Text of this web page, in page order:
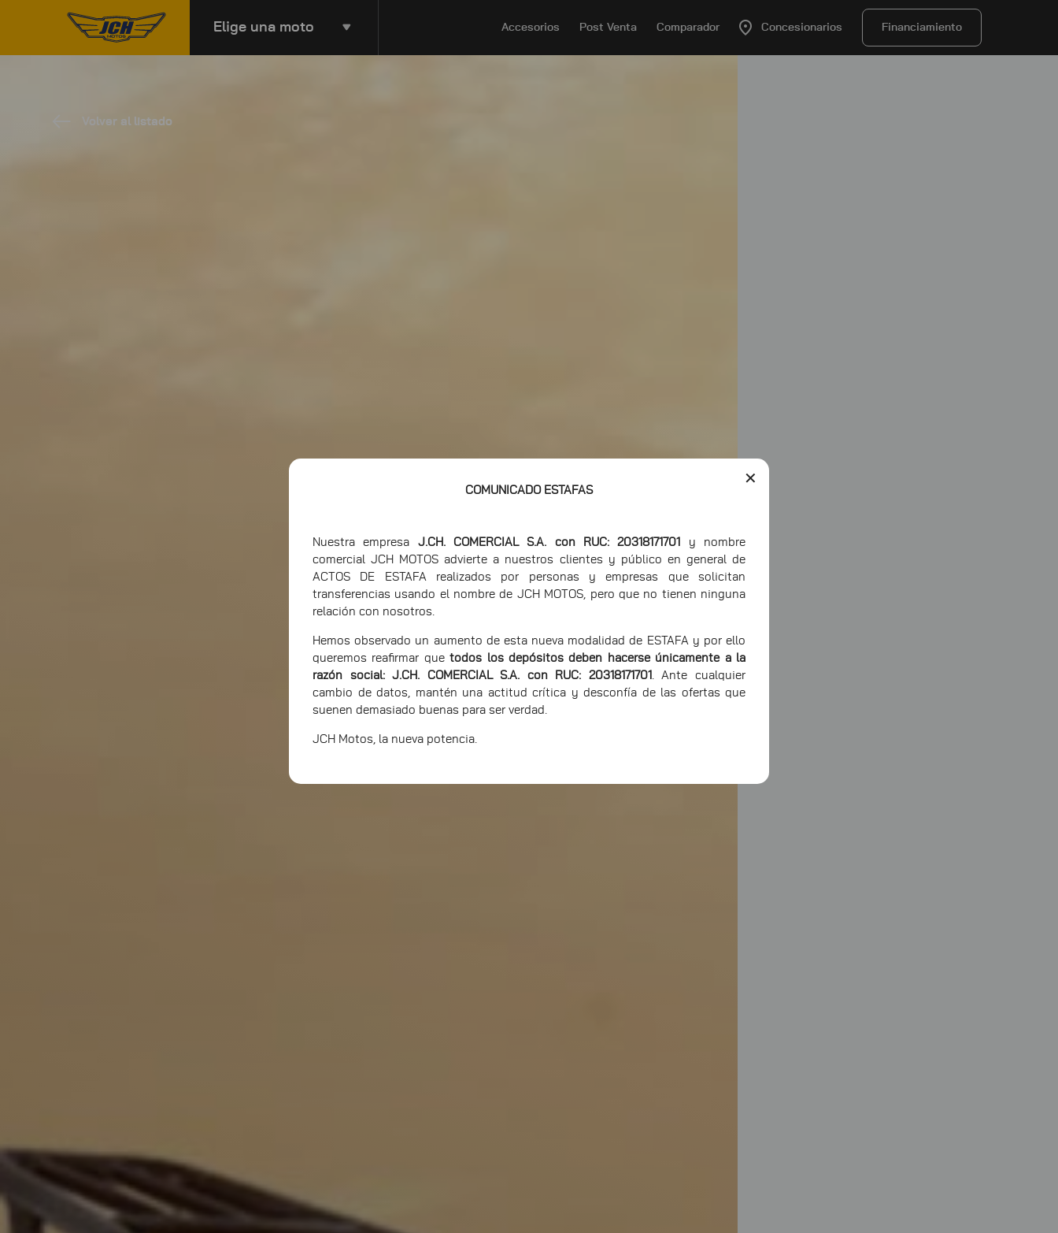
Elige una moto Accesorios Post Venta Comparador Concesionarios Financiamiento
✕
COMUNICADO ESTAFAS
Nuestra empresa J.CH. COMERCIAL S.A. con RUC: 20318171701
y nombre
comercial JCH MOTOS advierte a nuestros clientes y público en general de
ACTOS DE ESTAFA realizados por personas y empresas que solicitan
transferencias usando el nombre de JCH MOTOS, pero que no tienen ninguna
relación con nosotros.
Hemos observado un aumento de esta nueva modalidad de ESTAFA y por ello
queremos reafirmar quetodos los depósitos deben hacerse únicamente a la
razón social: J.CH. COMERCIAL S.A. con RUC: 20318171701 . Ante cualquier
cambio de datos, mantén una actitud crítica y desconfía de las ofertas que
suenen demasiado buenas para ser verdad.
JCH Motos, la nueva potencia.
Volver al listado